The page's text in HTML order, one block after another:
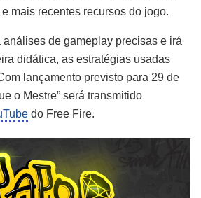
mais recentes recursos do jogo.
de gameplay precisas e irá
didática, as estratégias usadas
lançamento previsto para 29 de
o Mestre” será transmitido
do Free Fire.